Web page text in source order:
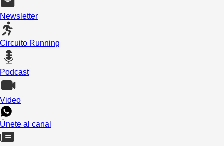
Newsletter
Circuito Running
Podcast
Video
Únete al canal